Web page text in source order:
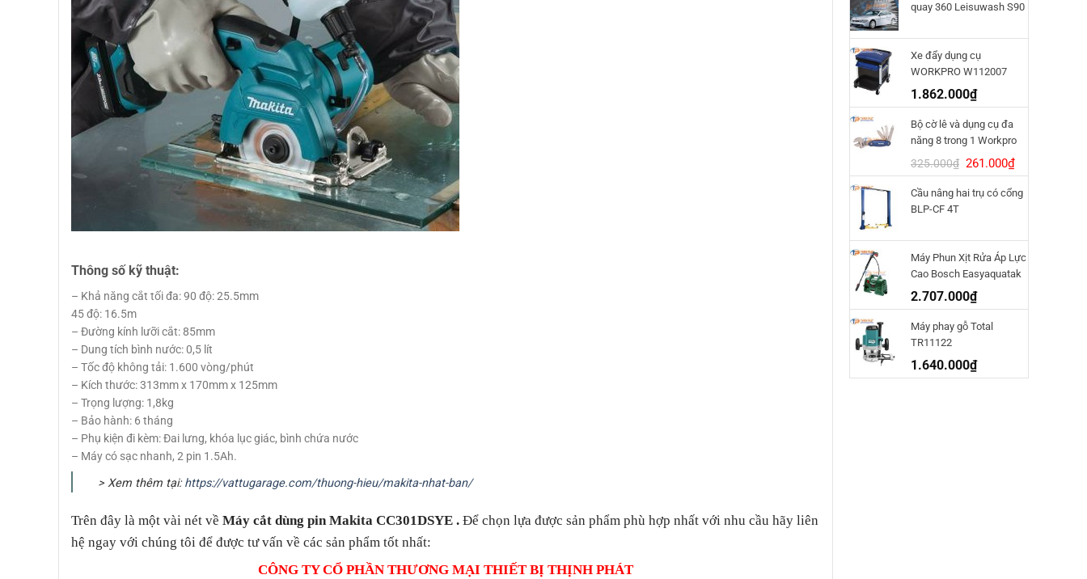
quay 360 Leisuwash S90
Xe đẩy dụng cụ
WORKPRO W112007
1.862.000₫
Bộ cờ lê và dụng cụ đa
năng 8 trong 1 Workpro
W014011
325.000₫ Giá
gốc
là:
261.000₫Giá
hiện
tại
Cầu nâng hai trụ có cổng
BLP-CF 4T
Máy Phun Xịt Rửa Áp Lực
Cao Bosch Easyaquatak
120
2.707.000₫
Máy phay gỗ Total
TR11122
1.640.000₫
Thông số kỹ thuật:
– Khả năng cắt tối đa: 90 độ: 25.5mm
45 độ: 16.5m
– Đường kính lưỡi cắt: 85mm
– Dung tích bình nước: 0,5 lít
– Tốc độ không tải: 1.600 vòng/phút
– Kích thước: 313mm x 170mm x 125mm
– Trọng lượng: 1,8kg
– Bảo hành: 6 tháng
– Phụ kiện đi kèm: Đai lưng, khóa lục giác, bình chứa nước
– Máy có sạc nhanh, 2 pin 1.5Ah.
> Xem thêm tại:https://vattugarage.com/thuong-hieu/makita-nhat-ban/
Trên đây là một vài nét về Máy cắt dùng pin Makita CC301DSYE . Để chọn lựa được sản phẩm phù hợp nhất với nhu cầu hãy liên
hệ ngay với chúng tôi để được tư vấn về các sản phẩm tốt nhất:
CÔNG TY CỔ PHẦN THƯƠNG MẠI THIẾT BỊ THỊNH PHÁT